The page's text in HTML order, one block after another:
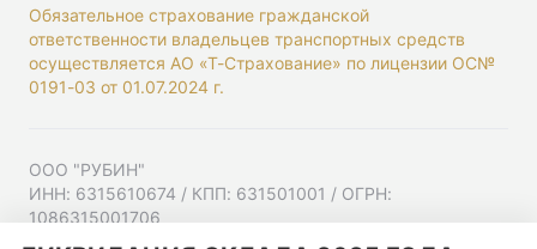
Обязательное страхование гражданской
ответственности владельцев транспортных средств
осуществляется АО «Т-Страхование» по лицензии ОС№
0191-03 от 01.07.2024 г.
ООО "РУБИН"
ИНН: 6315610674 / КПП: 631501001 / ОГРН:
1086315001706